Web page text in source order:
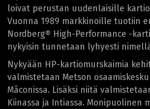
loivat perustan uudenlaisille
Vuonna 1989 markkinoille tuotiin
Nordberg® High-Performance -
nykyisin tunnetaan lyhyesti
Nykyään HP-kartiomurskaimia
valmistetaan Metson
Mâconissa. Lisäksi niitä
Kiinassa ja Intiassa. Monipuolinen